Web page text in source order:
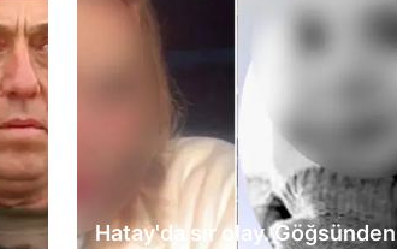
Hatay'da sır olay. Göğsünden